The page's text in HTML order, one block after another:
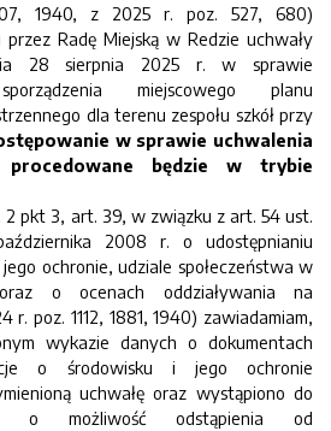
1940, z 2025 r. poz. 527, 680)
Radę Miejską w Redzie uchwały
28 sierpnia 2025 r. w sprawie
miejscowego planu
dla terenu zespołu szkół przy
w sprawie uchwalenia
procedowane będzie w trybie
2 pkt 3, art. 39, w związku z art. 54 ust.
2008 r. o udostępnianiu
ochronie, udziale społeczeństwa w
o ocenach oddziaływania na
r. poz. 1112, 1881, 1940) zawiadamiam,
wykazie danych o dokumentach
o środowisku i jego ochronie
uchwałę oraz wystąpiono do
o możliwość odstąpienia od